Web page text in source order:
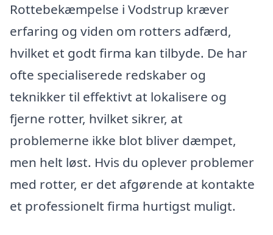
Rottebekæmpelse i Vodstrup kræver
erfaring og viden om rotters adfærd,
hvilket et godt firma kan tilbyde. De har
ofte specialiserede redskaber og
teknikker til effektivt at lokalisere og
fjerne rotter, hvilket sikrer, at
problemerne ikke blot bliver dæmpet,
men helt løst. Hvis du oplever problemer
med rotter, er det afgørende at kontakte
et professionelt firma hurtigst muligt.